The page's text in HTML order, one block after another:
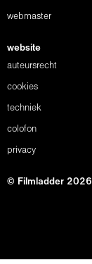
webmaster
website
auteursrecht
cookies
techniek
colofon
privacy
© Filmladder 2026